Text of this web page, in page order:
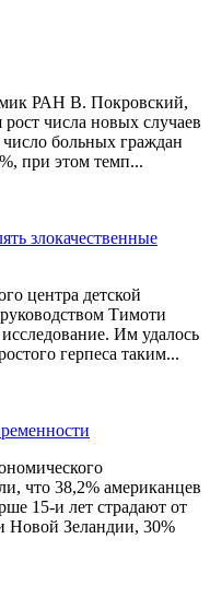
РАН В. Покровский,
числа новых случаев
больных граждан
при этом темп...
злокачественные
центра детской
Тимоти
Им удалось
герпеса таким...
что 38,2% американцев
15-и лет страдают от
Новой Зеландии, 30%